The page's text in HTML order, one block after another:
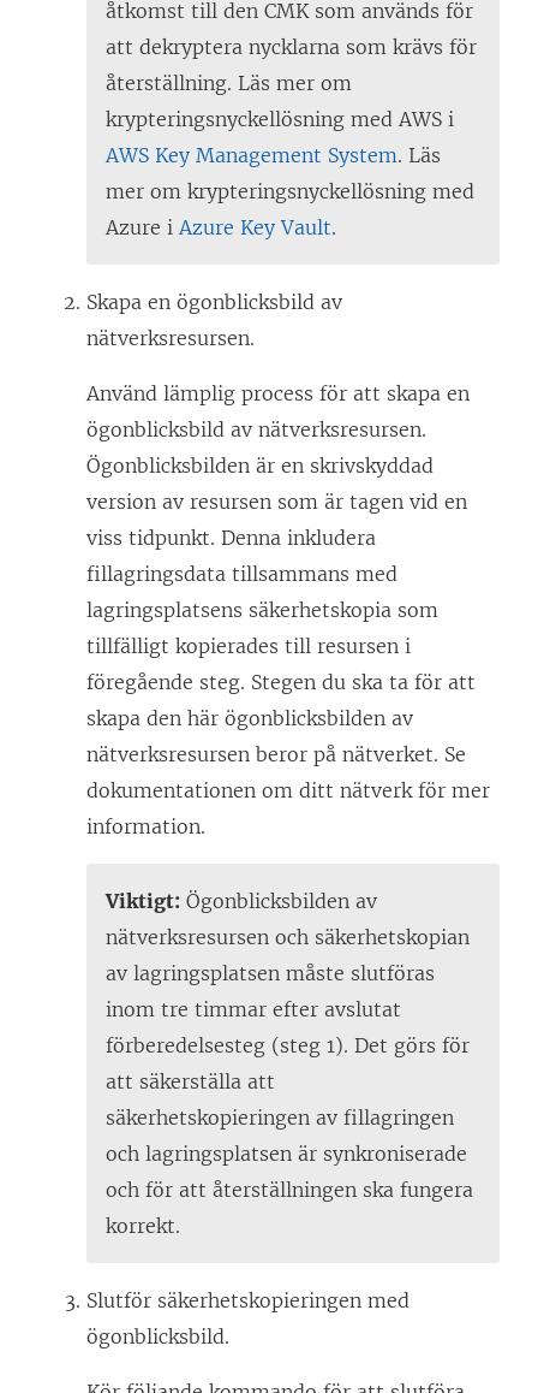
åtkomst till den CMK som används för
att dekryptera nycklarna som krävs för
återställning. Läs mer om
krypteringsnyckellösning med AWS i
AWS Key Management System. Läs
mer om krypteringsnyckellösning med
Azure iAzure Key Vault.
Skapa en ögonblicksbild av
nätverksresursen.
Använd lämplig process för att skapa en
ögonblicksbild av nätverksresursen.
Ögonblicksbilden är en skrivskyddad
version av resursen som är tagen vid en
viss tidpunkt. Denna inkludera
fillagringsdata tillsammans med
lagringsplatsens säkerhetskopia som
tillfälligt kopierades till resursen i
föregående steg. Stegen du ska ta för att
skapa den här ögonblicksbilden av
nätverksresursen beror på nätverket. Se
dokumentationen om ditt nätverk för mer
information.
Viktigt: Ögonblicksbilden av
nätverksresursen och säkerhetskopian
av lagringsplatsen måste slutföras
inom tre timmar efter avslutat
förberedelsesteg (steg 1). Det görs för
att säkerställa att
säkerhetskopieringen av fillagringen
och lagringsplatsen är synkroniserade
och för att återställningen ska fungera
korrekt.
Slutför säkerhetskopieringen med
ögonblicksbild.